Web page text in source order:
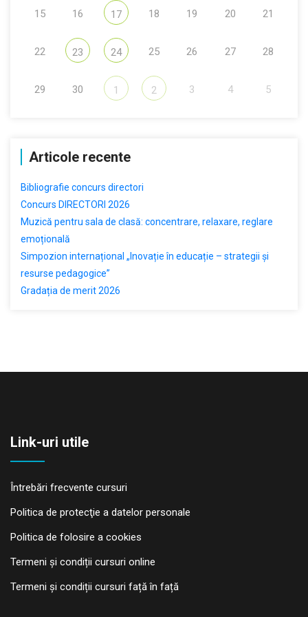
15 16 17 18 19 20 21
22 23 24 25 26 27 28
29 30 1 2 3 4 5
Articole recente
Bibliografie concurs directori
Concurs DIRECTORI 2026
Muzică pentru sala de clasă: concentrare, relaxare, reglare
emoțională
Simpozion internațional „Inovație în educație – strategii și
resurse pedagogice”
Gradația de merit 2026
Link-uri utile
Întrebări frecvente cursuri
Politica de protecţie a datelor personale
Politica de folosire a cookies
Termeni și condiții cursuri online
Termeni și condiții cursuri față în față